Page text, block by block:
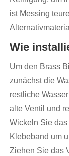
ist Messing
Wie
Um den Brass
zunächst die
restliche
alte Ventil und
Wickeln Sie
Klebeband um
Ziehen Sie das